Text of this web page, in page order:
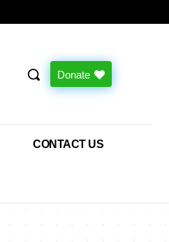
Donate
CONTACT US